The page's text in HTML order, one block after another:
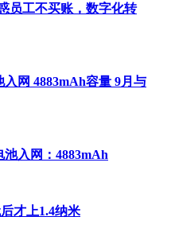
员工不买账，数字化转
网 4883mAh容量 9月与
入网：4883mAh
才上1.4纳米